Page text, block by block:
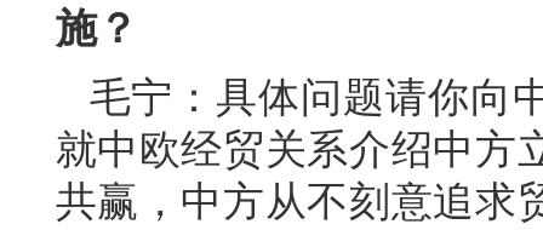
施？
毛宁：具体问题请你向
就中欧经贸关系介绍中方
共赢，中方从不刻意追求